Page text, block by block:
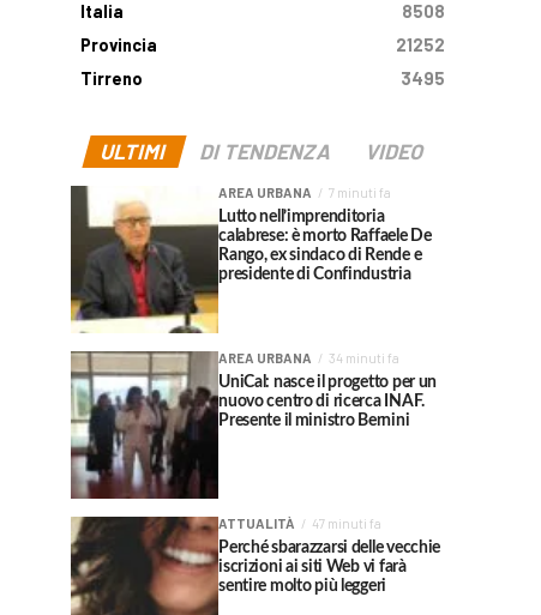
Italia
8508
Provincia
21252
Tirreno
3495
ULTIMI DI TENDENZA VIDEO
AREA URBANA 7 minuti fa
Lutto nell’imprenditoria
calabrese: è morto Raffaele De
Rango, ex sindaco di Rende e
presidente di Confindustria
AREA URBANA 34 minuti fa
UniCal: nasce il progetto per un
nuovo centro di ricerca INAF.
Presente il ministro Bernini
ATTUALITÀ 47 minuti fa
Perché sbarazzarsi delle vecchie
iscrizioni ai siti Web vi farà
sentire molto più leggeri